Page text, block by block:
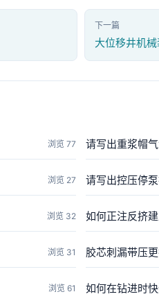
下一篇
大位移井机
浏览 77 请写出重浆帽
浏览 27 请写出控压停
浏览 32 如何正注反挤
浏览 31 胶芯刺漏带压
浏览 61 如何在钻进时